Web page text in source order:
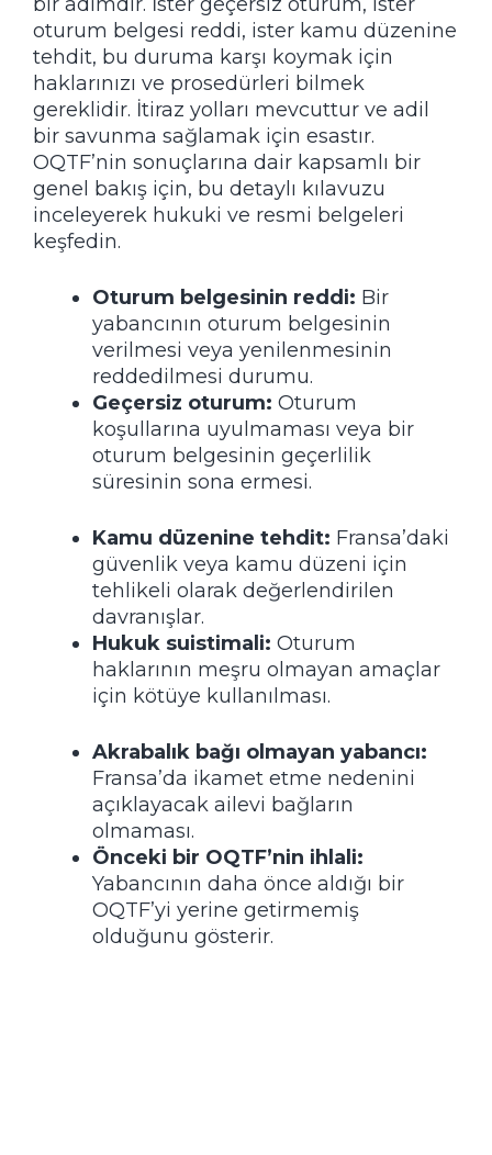
oturum belgesi reddi, ister kamu düzenine
tehdit, bu duruma karşı koymak için
haklarınızı ve prosedürleri bilmek
gereklidir. İtiraz yolları mevcuttur ve adil
bir savunma sağlamak için esastır.
OQTF’nin sonuçlarına dair kapsamlı bir
genel bakış için, bu detaylı kılavuzu
inceleyerek hukuki ve resmi belgeleri
keşfedin.
Oturum belgesinin reddi: Bir
yabancının oturum belgesinin
verilmesi veya yenilenmesinin
reddedilmesi durumu.
Geçersiz oturum: Oturum
koşullarına uyulmaması veya bir
oturum belgesinin geçerlilik
süresinin sona ermesi.
Kamu düzenine tehdit: Fransa’daki
güvenlik veya kamu düzeni için
tehlikeli olarak değerlendirilen
davranışlar.
Hukuk suistimali: Oturum
haklarının meşru olmayan amaçlar
için kötüye kullanılması.
Akrabalık bağı olmayan yabancı:
Fransa’da ikamet etme nedenini
açıklayacak ailevi bağların
olmaması.
Önceki bir OQTF’nin ihlali:
Yabancının daha önce aldığı bir
OQTF’yi yerine getirmemiş
olduğunu gösterir.